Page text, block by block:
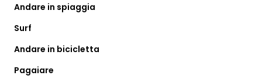
Andare in spiaggia
Surf
Andare in bicicletta
Pagaiare